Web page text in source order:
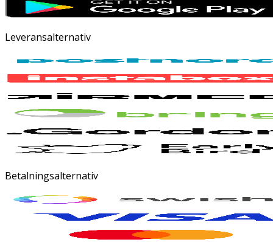
Leveransalternativ
Betalningsalternativ